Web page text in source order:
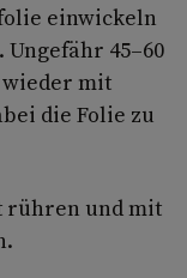
einwickeln
45–60
mit
die Folie zu
rühren und mit